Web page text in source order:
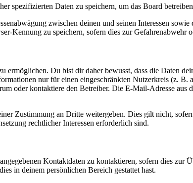
spezifizierten Daten zu speichern, um das Board
zwischen deinen und seinen Interessen
Kennung zu speichern, sofern dies zur
ermöglichen. Du bist dir daher bewusst, dass die Daten
nur für einen eingeschränkten Nutzerkreis (z.
oder kontaktiere den Betreiber. Die E-Mail-Adresse
Zustimmung an Dritte weitergeben. Dies gilt nicht,
rechtlicher Interessen erforderlich sind.
Kontaktdaten zu kontaktieren, sofern dies
in deinem persönlichen Bereich gestattet hast.